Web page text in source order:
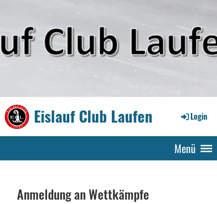
Eislauf Club Laufen Login
Menü
Anmeldung an Wettkämpfe